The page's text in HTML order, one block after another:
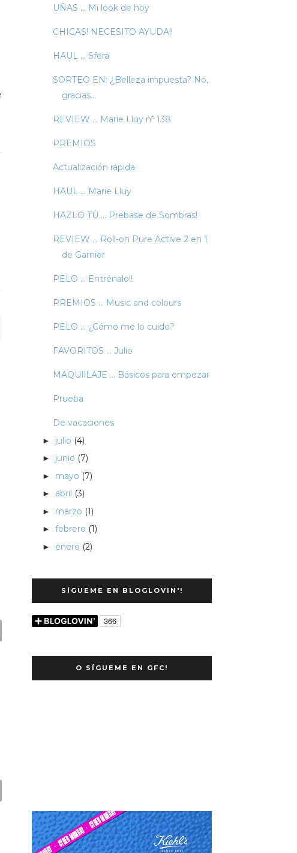
UÑAS ... Mi look de hoy
CHICAS! NECESITO AYUDA!!
HAUL ... Sfera
SORTEO EN: ¿Belleza impuesta? No,
gracias...
REVIEW ... Marie Lluy nº 138
PREMIOS
Actualización rápida
HAUL ... Marie Lluy
HAZLO TÚ ... Prebase de Sombras!
REVIEW ... Roll-on Pure Active 2 en 1
de Garnier
PELO ... Entrénalo!!
PREMIOS ... Music and colours
PELO ... ¿Cómo me lo cuido?
FAVORITOS ... Julio
MAQUIlLAJE … Básicos para empezar
Prueba
De vacaciones
► julio (4)
► junio (7)
► mayo (7)
► abril (3)
► marzo (1)
► febrero (1)
► enero (2)
SÍGUEME EN BLOGLOVIN'!
O SÍGUEME EN GFC!